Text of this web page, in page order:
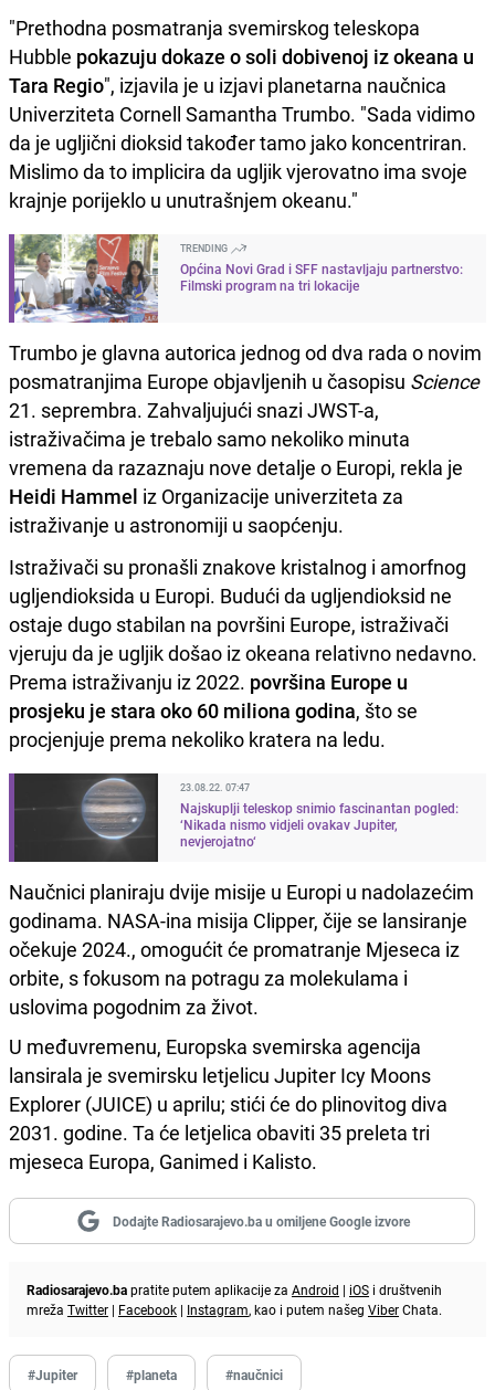
"Prethodna posmatranja svemirskog teleskopa
Hubble pokazuju dokaze o soli dobivenoj iz okeana u
Tara Regio", izjavila je u izjavi planetarna naučnica
Univerziteta Cornell Samantha Trumbo. "Sada vidimo
da je ugljični dioksid također tamo jako koncentriran.
Mislimo da to implicira da ugljik vjerovatno ima svoje
krajnje porijeklo u unutrašnjem okeanu."
TRENDING
Općina Novi Grad i SFF nastavljaju partnerstvo:
Filmski program na tri lokacije
Trumbo je glavna autorica jednog od dva rada o novim
posmatranjima Europe objavljenih u časopisu Science
21. seprembra. Zahvaljujući snazi JWST-a,
istraživačima je trebalo samo nekoliko minuta
vremena da razaznaju nove detalje o Europi, rekla je
Heidi Hammel iz Organizacije univerziteta za
istraživanje u astronomiji u saopćenju.
Istraživači su pronašli znakove kristalnog i amorfnog
ugljendioksida u Europi. Budući da ugljendioksid ne
ostaje dugo stabilan na površini Europe, istraživači
vjeruju da je ugljik došao iz okeana relativno nedavno.
Prema istraživanju iz 2022. površina Europe u
prosjeku je stara oko 60 miliona godina, što se
procjenjuje prema nekoliko kratera na ledu.
23.08.22. 07:47
Najskuplji teleskop snimio fascinantan pogled:
‘Nikada nismo vidjeli ovakav Jupiter,
nevjerojatno‘
Naučnici planiraju dvije misije u Europi u nadolazećim
godinama. NASA-ina misija Clipper, čije se lansiranje
očekuje 2024., omogućit će promatranje Mjeseca iz
orbite, s fokusom na potragu za molekulama i
uslovima pogodnim za život.
U međuvremenu, Europska svemirska agencija
lansirala je svemirsku letjelicu Jupiter Icy Moons
Explorer (JUICE) u aprilu; stići će do plinovitog diva
2031. godine. Ta će letjelica obaviti 35 preleta tri
mjeseca Europa, Ganimed i Kalisto.
Dodajte Radiosarajevo.ba u omiljene Google izvore
Radiosarajevo.bapratite putem aplikacije za Android | iOS i društvenih
mreža Twitter | Facebook | Instagram, kao i putem našeg ViberChata.
#Jupiter #planeta #naučnici